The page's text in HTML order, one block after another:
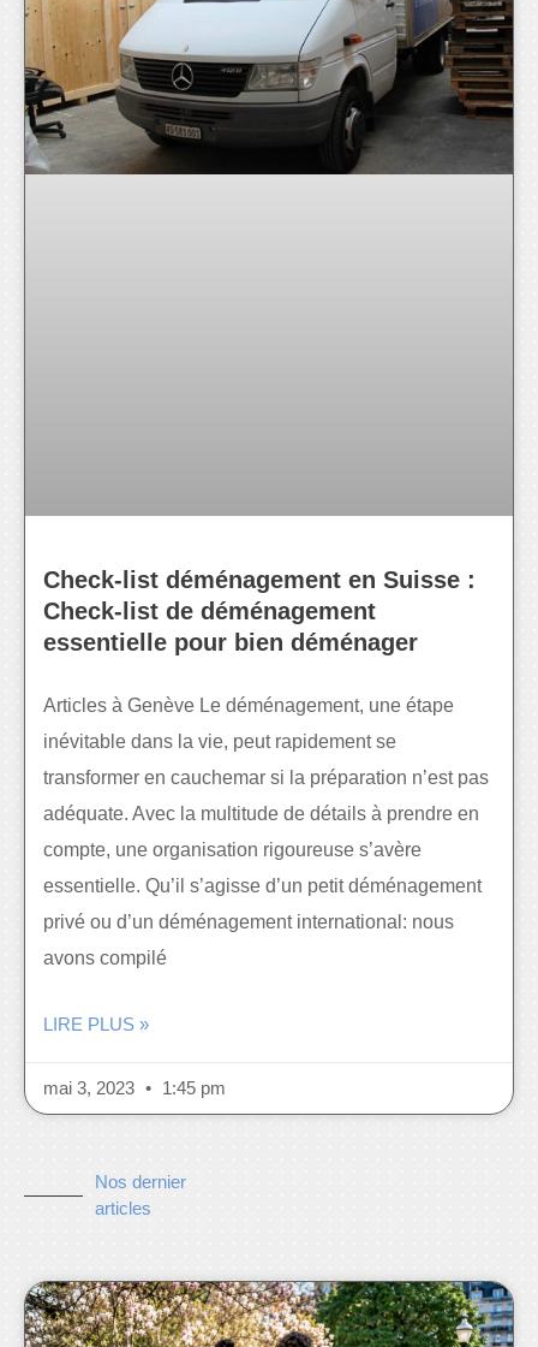
Check-list déménagement en Suisse :
Check-list de déménagement
essentielle pour bien déménager
Articles à Genève Le déménagement, une étape
inévitable dans la vie, peut rapidement se
transformer en cauchemar si la préparation n’est pas
adéquate. Avec la multitude de détails à prendre en
compte, une organisation rigoureuse s’avère
essentielle. Qu’il s’agisse d’un petit déménagement
privé ou d’un déménagement international: nous
avons compilé
LIRE PLUS »
mai 3, 2023 1:45 pm
Nos dernier
articles